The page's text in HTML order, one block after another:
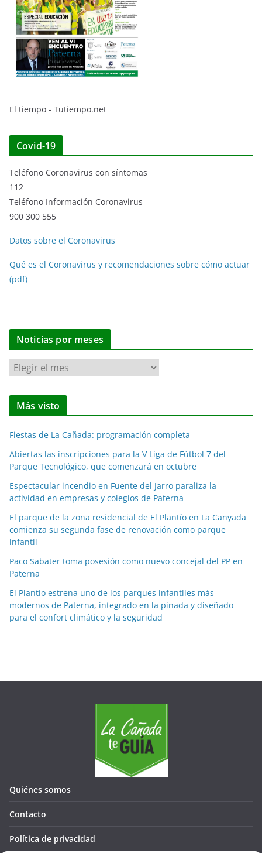
El tiempo - Tutiempo.net
Covid-19
Teléfono Coronavirus con síntomas
112
Teléfono Información Coronavirus
900 300 555
Datos sobre el Coronavirus
Qué es el Coronavirus y recomendaciones sobre cómo actuar
(pdf)
Noticias por meses
N
o
t
i
a
s
p
o
m
e
e
Más visto
Fiestas de La Cañada: programación completa
Abiertas las inscripciones para la V Liga de Fútbol 7 del
Parque Tecnológico, que comenzará en octubre
Espectacular incendio en Fuente del Jarro paraliza la
actividad en empresas y colegios de Paterna
El parque de la zona residencial de El Plantío en La Canyada
comienza su segunda fase de renovación como parque
infantil
Paco Sabater toma posesión como nuevo concejal del PP en
Paterna
El Plantío estrena uno de los parques infantiles más
modernos de Paterna, integrado en la pinada y diseñado
para el confort climático y la seguridad
Quiénes somos
Contacto
Política de privacidad